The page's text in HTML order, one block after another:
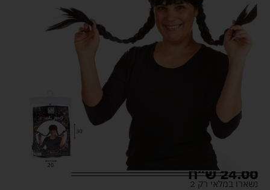
24.00ש"ח
נשארו במלאי רק 2